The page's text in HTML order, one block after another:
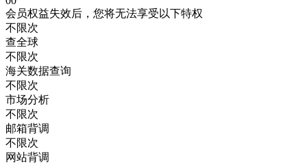
会员权益失效后，您将无法享受以下特权
不限次
查全球
不限次
海关数据查询
不限次
市场分析
不限次
邮箱背调
不限次
网站背调